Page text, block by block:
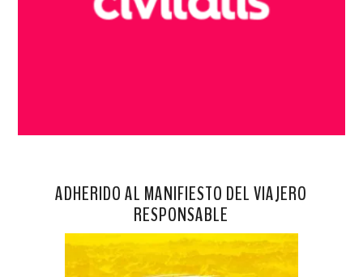
ADHERIDO AL MANIFIESTO DEL VIAJERO
RESPONSABLE